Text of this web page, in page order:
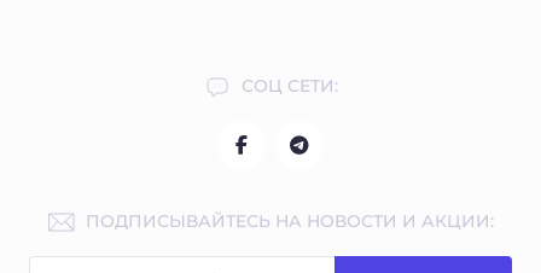
СОЦ СЕТИ:
ПОДПИСЫВАЙТЕСЬ НА НОВОСТИ И АКЦИИ: